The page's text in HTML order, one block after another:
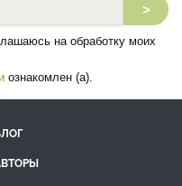
>
на обработку моих
ознакомлен (а).